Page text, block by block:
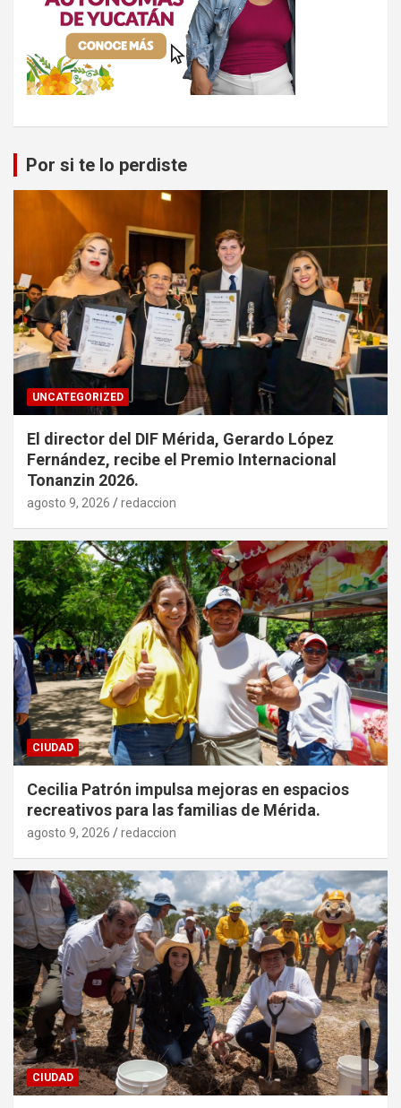
Por si te lo perdiste
UNCATEGORIZED
El director del DIF Mérida, Gerardo López
Fernández, recibe el Premio Internacional
Tonanzin 2026.
agosto 9, 2026 redaccion
CIUDAD
Cecilia Patrón impulsa mejoras en espacios
recreativos para las familias de Mérida.
agosto 9, 2026 redaccion
CIUDAD